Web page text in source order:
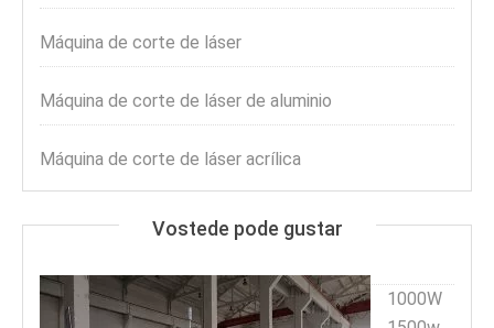
Máquina de corte de láser
Máquina de corte de láser de aluminio
Máquina de corte de láser acrílica
Vostede pode gustar
1000W